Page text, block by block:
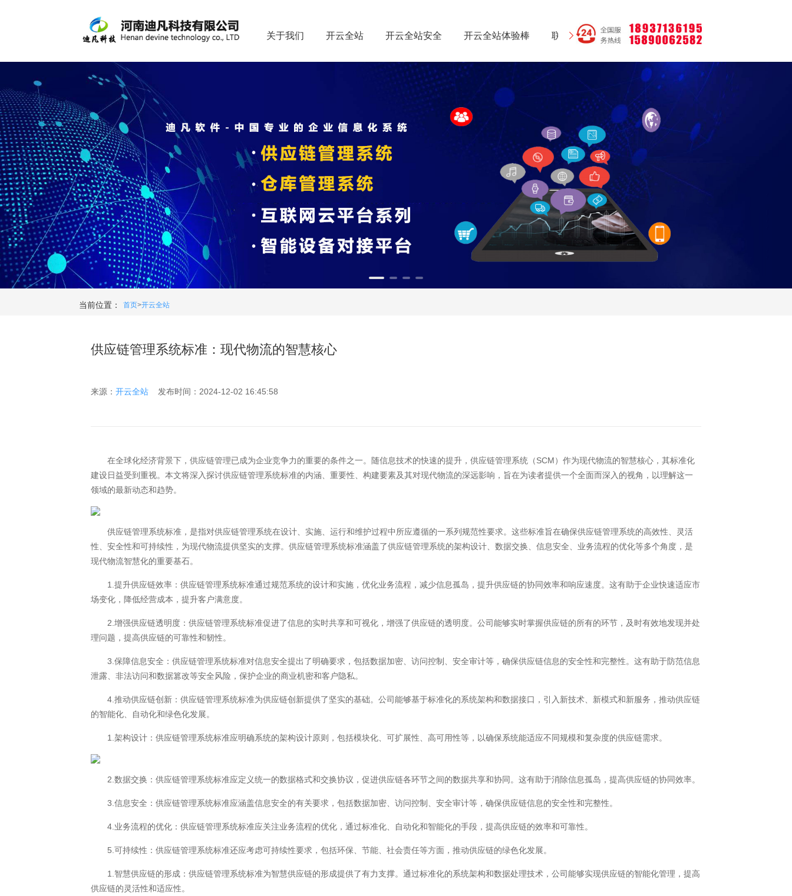
关于我们 开云全站 开云全站安全 开云全站体验棒 联系我们 网站地图
当前位置： 首页>开云全站
供应链管理系统标准：现代物流的智慧核心
来源：开云全站 发布时间：2024-12-02 16:45:58
在全球化经济背景下，供应链管理已成为企业竞争力的重要的条件之一。随信息技术的快速的提升，供应链管理系统（SCM）作为现代物流的智慧核心，其标准化
建设日益受到重视。本文将深入探讨供应链管理系统标准的内涵、重要性、构建要素及其对现代物流的深远影响，旨在为读者提供一个全面而深入的视角，以理解这一
领域的最新动态和趋势。
供应链管理系统标准，是指对供应链管理系统在设计、实施、运行和维护过程中所应遵循的一系列规范性要求。这些标准旨在确保供应链管理系统的高效性、灵活
性、安全性和可持续性，为现代物流提供坚实的支撑。供应链管理系统标准涵盖了供应链管理系统的架构设计、数据交换、信息安全、业务流程的优化等多个角度，是
现代物流智慧化的重要基石。
1.提升供应链效率：供应链管理系统标准通过规范系统的设计和实施，优化业务流程，减少信息孤岛，提升供应链的协同效率和响应速度。这有助于企业快速适应市
场变化，降低经营成本，提升客户满意度。
2.增强供应链透明度：供应链管理系统标准促进了信息的实时共享和可视化，增强了供应链的透明度。公司能够实时掌握供应链的所有的环节，及时有效地发现并处
理问题，提高供应链的可靠性和韧性。
3.保障信息安全：供应链管理系统标准对信息安全提出了明确要求，包括数据加密、访问控制、安全审计等，确保供应链信息的安全性和完整性。这有助于防范信息
泄露、非法访问和数据篡改等安全风险，保护企业的商业机密和客户隐私。
4.推动供应链创新：供应链管理系统标准为供应链创新提供了坚实的基础。公司能够基于标准化的系统架构和数据接口，引入新技术、新模式和新服务，推动供应链
的智能化、自动化和绿色化发展。
1.架构设计：供应链管理系统标准应明确系统的架构设计原则，包括模块化、可扩展性、高可用性等，以确保系统能适应不同规模和复杂度的供应链需求。
2.数据交换：供应链管理系统标准应定义统一的数据格式和交换协议，促进供应链各环节之间的数据共享和协同。这有助于消除信息孤岛，提高供应链的协同效率。
3.信息安全：供应链管理系统标准应涵盖信息安全的有关要求，包括数据加密、访问控制、安全审计等，确保供应链信息的安全性和完整性。
4.业务流程的优化：供应链管理系统标准应关注业务流程的优化，通过标准化、自动化和智能化的手段，提高供应链的效率和可靠性。
5.可持续性：供应链管理系统标准还应考虑可持续性要求，包括环保、节能、社会责任等方面，推动供应链的绿色化发展。
1.智慧供应链的形成：供应链管理系统标准为智慧供应链的形成提供了有力支撑。通过标准化的系统架构和数据处理技术，公司能够实现供应链的智能化管理，提高
供应链的灵活性和适应性。